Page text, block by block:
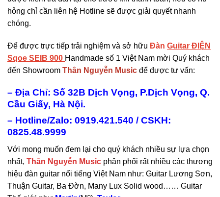
hỏng chỉ cần liên hệ Hotline sẽ được giải quyết nhanh
chóng.
Để được trực tiếp trải nghiệm và sở hữu Đàn Guitar ĐIỆN
Sqoe SEIB 900 Handmade số 1 Việt Nam mời Quý khách
đến Showroom Thân Nguyễn Music để được tư vấn:
– Địa Chỉ: Số 32B Dịch Vọng, P.Dịch Vọng, Q.
Cầu Giấy, Hà Nội.
– Hotline/Zalo: 0919.421.540 / CSKH:
0825.48.9999
Với mong muốn đem lại cho quý khách nhiều sự lựa chọn
nhất, Thân Nguyễn Music phân phối rất nhiều các thương
hiệu đàn guitar nổi tiếng Việt Nam như: Guitar Lương Sơn,
Thuận Guitar, Ba Đờn, Many Lux Solid wood…… Guitar